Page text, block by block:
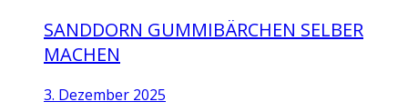
SANDDORN GUMMIBÄRCHEN SELBER
MACHEN
3. Dezember 2025